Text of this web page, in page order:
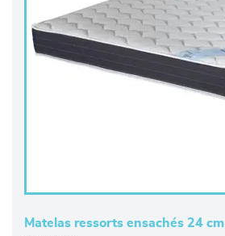
Matelas ressorts ensachés 24 cm